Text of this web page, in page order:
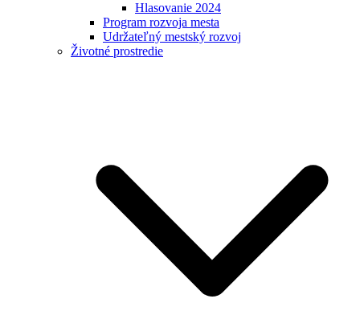
Hlasovanie 2024
Program rozvoja mesta
Udržateľný mestský rozvoj
Životné prostredie